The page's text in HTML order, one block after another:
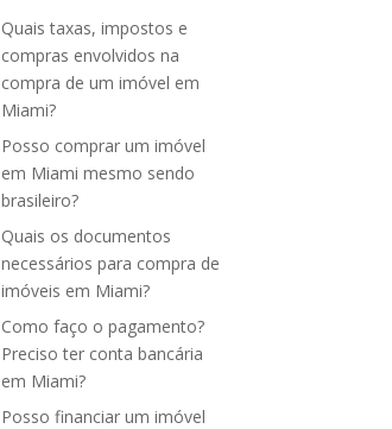
Quais taxas, impostos e
compras envolvidos na
compra de um imóvel em
Miami?
Posso comprar um imóvel
em Miami mesmo sendo
brasileiro?
Quais os documentos
necessários para compra de
imóveis em Miami?
Como faço o pagamento?
Preciso ter conta bancária
em Miami?
Posso financiar um imóvel